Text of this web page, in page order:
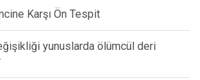
Karşı Ön Tespit
yunuslarda ölümcül deri